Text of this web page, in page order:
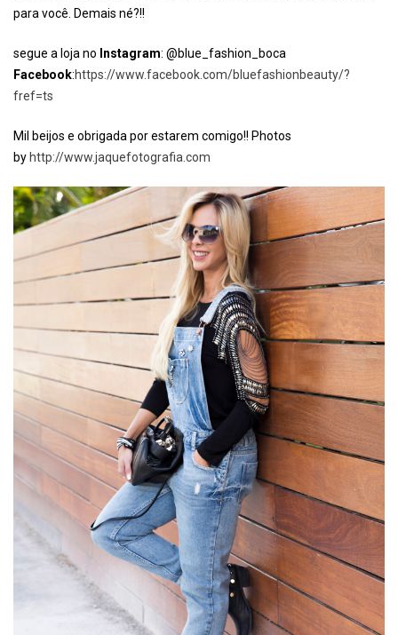
para você. Demais né?!!
segue a loja no Instagram: @blue_fashion_boca
Facebook:https://www.facebook.com/bluefashionbeauty/?
fref=ts
Mil beijos e obrigada por estarem comigo!! Photos
by http://www.jaquefotografia.com